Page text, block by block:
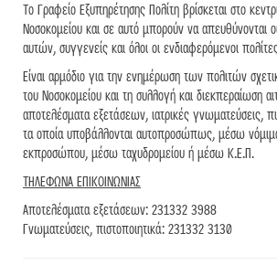
Το Γραφείο Εξυπηρέτησης Πολίτη βρίσκεται στο
Νοσοκομείου και σε αυτό μπορούν να απευθύνονται
αυτών, συγγενείς και όλοι οι ενδιαφερόμενοι
Είναι αρμόδιο για την ενημέρωση των πολιτών
του Νοσοκομείου και τη συλλογή και διεκπεραίωση
αποτελέσματα εξετάσεων, ιατρικές γνωματεύσεις,
τα οποία υποβάλλονται αυτοπροσώπως, μέσω
εκπροσώπου, μέσω ταχυδρομείου ή μέσω Κ.Ε.Π.
ΤΗΛΕΦΩΝΑ ΕΠΙΚΟΙΝΩΝΙΑΣ
Αποτελέσματα εξετάσεων: 231332 3988
Γνωματεύσεις, πιστοποιητικά: 231332 3130